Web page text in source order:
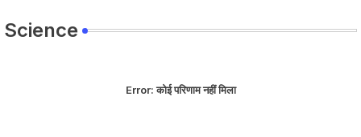
Science
Error:कोई परिणाम नहीं मिला